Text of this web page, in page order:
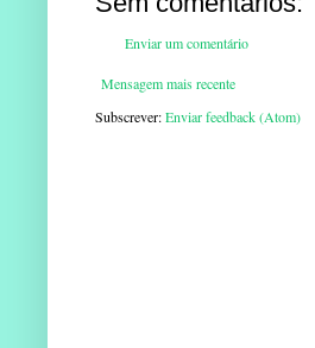
Enviar um comentário
Mensagem mais recente
Subscrever:Enviar feedback (Atom)